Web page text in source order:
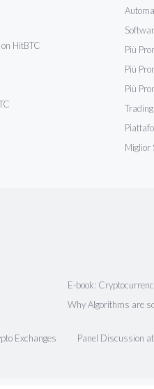
HitBTC
Più
Più
Più
Miglior
E-book:
Why Algorithms are
Exchanges Panel Discussion